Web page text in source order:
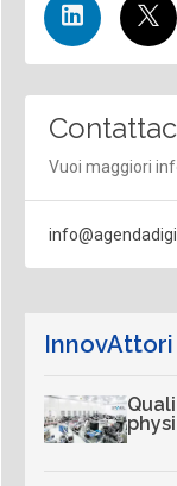
Vuoi maggiori
InnovAttori